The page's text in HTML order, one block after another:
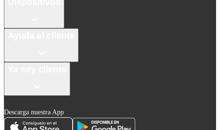
Descarga nuestra App